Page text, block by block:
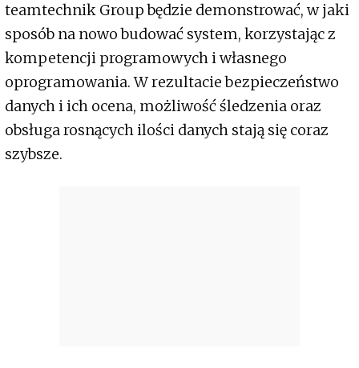
teamtechnik Group będzie demonstrować, w jaki
sposób na nowo budować system, korzystając z
kompetencji programowych i własnego
oprogramowania. W rezultacie bezpieczeństwo
danych i ich ocena, możliwość śledzenia oraz
obsługa rosnących ilości danych stają się coraz
szybsze.